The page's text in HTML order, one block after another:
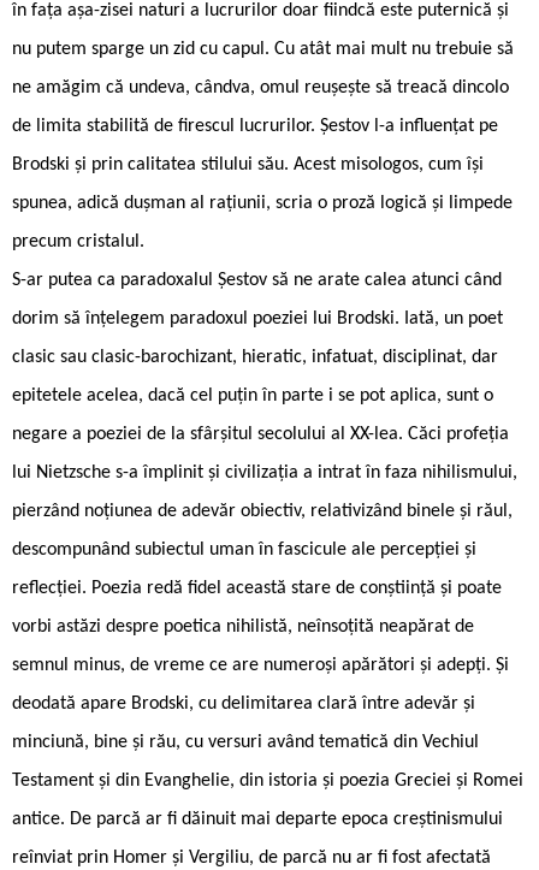
în fața așa-zisei naturi a lucrurilor doar fiindcă este puternică și
nu putem sparge un zid cu capul. Cu atât mai mult nu trebuie să
ne amăgim că undeva, cândva, omul reușește să treacă dincolo
de limita stabilită de firescul lucrurilor. Șestov l-a influențat pe
Brodski și prin calitatea stilului său. Acest misologos, cum își
spunea, adică dușman al rațiunii, scria o proză logică și limpede
precum cristalul.
S-ar putea ca paradoxalul Șestov să ne arate calea atunci când
dorim să înțelegem paradoxul poeziei lui Brodski. Iată, un poet
clasic sau clasic-barochizant, hieratic, infatuat, disciplinat, dar
epitetele acelea, dacă cel puțin în parte i se pot aplica, sunt o
negare a poeziei de la sfârșitul secolului al XX-lea. Căci profeția
lui Nietzsche s-a împlinit și civilizația a intrat în faza nihilismului,
pierzând noțiunea de adevăr obiectiv, relativizând binele și răul,
descompunând subiectul uman în fascicule ale percepției și
reflecției. Poezia redă fidel această stare de conștiință și poate
vorbi astăzi despre poetica nihilistă, neînsoțită neapărat de
semnul minus, de vreme ce are numeroși apărători și adepți. Și
deodată apare Brodski, cu delimitarea clară între adevăr și
minciună, bine și rău, cu versuri având tematică din Vechiul
Testament și din Evanghelie, din istoria și poezia Greciei și Romei
antice. De parcă ar fi dăinuit mai departe epoca creștinismului
reînviat prin Homer și Vergiliu, de parcă nu ar fi fost afectată